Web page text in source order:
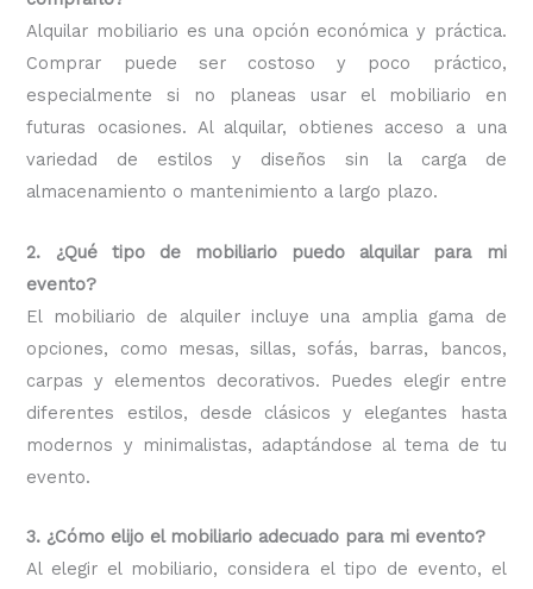
Alquilar mobiliario es una opción económica y práctica.
Comprar puede ser costoso y poco práctico,
especialmente si no planeas usar el mobiliario en
futuras ocasiones. Al alquilar, obtienes acceso a una
variedad de estilos y diseños sin la carga de
almacenamiento o mantenimiento a largo plazo.
2. ¿Qué tipo de mobiliario puedo alquilar para mi
evento?
El mobiliario de alquiler incluye una amplia gama de
opciones, como mesas, sillas, sofás, barras, bancos,
carpas y elementos decorativos. Puedes elegir entre
diferentes estilos, desde clásicos y elegantes hasta
modernos y minimalistas, adaptándose al tema de tu
evento.
3. ¿Cómo elijo el mobiliario adecuado para mi evento?
Al elegir el mobiliario, considera el tipo de evento, el